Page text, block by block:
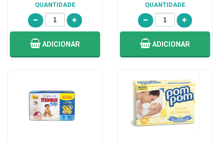
QUANTIDADE
ADICIONAR
QUANTIDADE
ADICIONAR